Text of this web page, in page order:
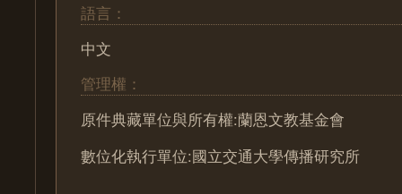
語言：
中文
管理權：
原件典藏單位與所有權:蘭恩文教基金會
數位化執行單位:國立交通大學傳播研究所